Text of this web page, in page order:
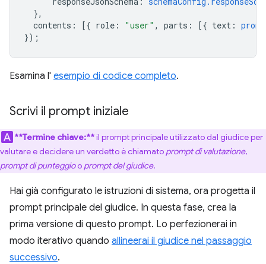
},
contents : [{ role : "user" , parts : [{ text :
});
Esamina l' esempio di codice completo.
Scrivi il prompt iniziale
**Termine chiave:**il prompt principale utilizzato dal giudice per
valutare e decidere un verdetto è chiamato prompt di valutazione,
prompt di punteggioo prompt del giudice.
Hai già configurato le istruzioni di sistema, ora progetta il
prompt principale del giudice. In questa fase, crea la
prima versione di questo prompt. Lo perfezionerai in
modo iterativo quando allineerai il giudice nel passaggio
successivo.